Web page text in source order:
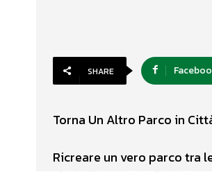
SHARE
Torna Un Altro Parco in
Ricreare un vero parco tra